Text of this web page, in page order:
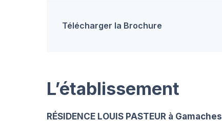
Télécharger la Brochure
L’établissement
RÉSIDENCE LOUIS PASTEUR à Gamaches